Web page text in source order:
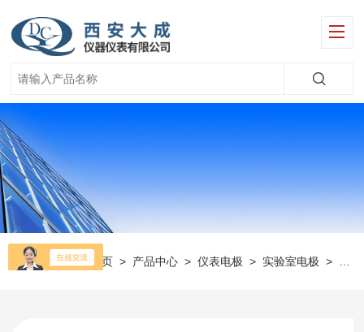
当前位置： 首页 > 产品中心 >仪表电极 > 实验室电极 >